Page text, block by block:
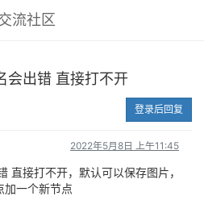
流社区
会出错 直接打不开
登录后回复
2022年5月8日 上午11:45
直接打不开，默认可以保存图片，
加一个新节点